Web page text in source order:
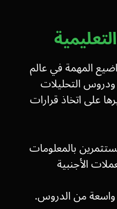
المهمة في عالم
التحليلات
على اتخاذ قرارات
بالمعلومات
الأجنبية
واسعة من الدروس.